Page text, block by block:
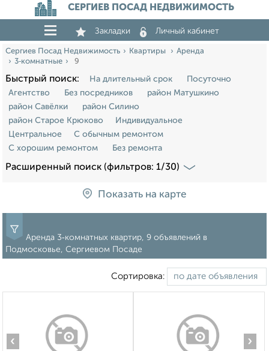
СЕРГИЕВ ПОСАД НЕДВИЖИМОСТЬ
Закладки Личный кабинет
Сергиев Посад Недвижимость Квартиры
Аренда
3‑комнатные
9
Быстрый поиск: На длительный срок
Посуточно
Агентство
Без посредников
район Матушкино
район Савёлки
район Силино
район Старое Крюково
Индивидуальное
Центральное
С обычным ремонтом
С хорошим ремонтом
Без ремонта
Расширенный поиск (фильтров: 1/30)
Показать на карте
Аренда 3‑комнатных квартир, 9 объявлений в
Подмосковье, Сергиевом Посаде
Сортировка:
‹ ›